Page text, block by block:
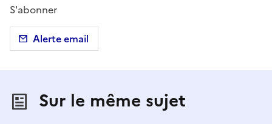
S'abonner
Alerte email
Sur le même sujet